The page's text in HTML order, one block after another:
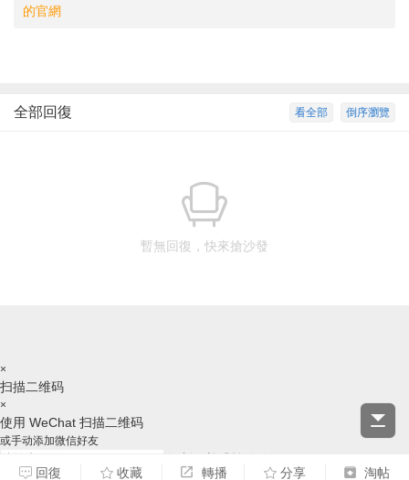
的官網
倒序瀏覽
看全部
全部回復
暫無回復，快來搶沙發
回復 收藏 轉播 分享 淘帖
×
扫描二维码
×
使用 WeChat 扫描二维码
或手动添加微信好友